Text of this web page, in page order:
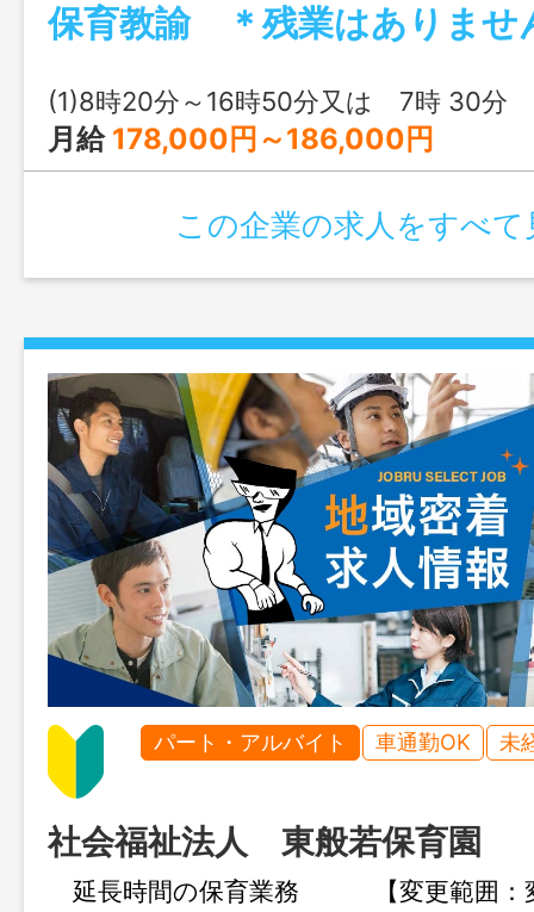
前にハローワークの「紹介状」の 交付
保育教諭 ＊残業はありませ
(1)8時20分～16時50分又は 7時 30分 ～ 19時 00
月給 178,000円～186,000円
この企業の求人をすべて
パート・アルバイト 車通勤OK 未
社会福祉法人 東般若保育園
延長時間の保育業務 【変更範囲：